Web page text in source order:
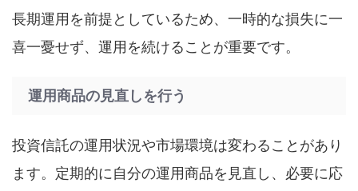
長期運用を前提としているため、一時的な損失に一
喜一憂せず、運用を続けることが重要です。
運用商品の見直しを行う
投資信託の運用状況や市場環境は変わることがあり
ます。定期的に自分の運用商品を見直し、必要に応